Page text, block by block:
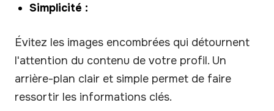
Simplicité :
Évitez les images encombrées qui détournent
l'attention du contenu de votre profil. Un
arrière-plan clair et simple permet de faire
ressortir les informations clés.